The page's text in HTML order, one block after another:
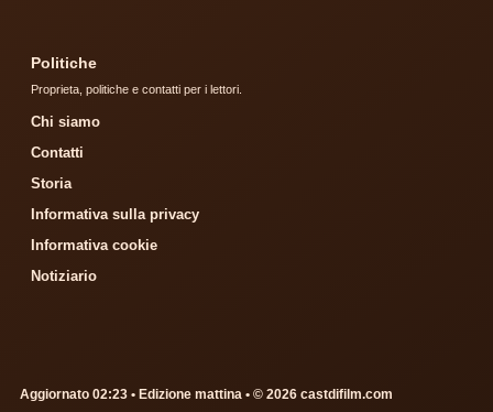
Politiche
Proprieta, politiche e contatti per i lettori.
Chi siamo
Contatti
Storia
Informativa sulla privacy
Informativa cookie
Notiziario
Aggiornato 02:23 • Edizione mattina • © 2026 castdifilm.com